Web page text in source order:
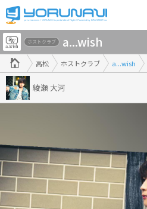
香
川
県
版
高松 ホストクラブ a...wish
ホストクラブ a...wish
綾瀬 大河